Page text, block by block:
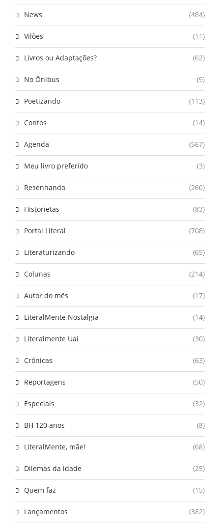
News (484)
Vilões (11)
Livros ou Adaptações? (62)
No Ônibus (9)
Poetizando (113)
Contos (14)
Agenda (567)
Meu livro preferido (3)
Resenhando (260)
Historietas (83)
Portal Literal (708)
Literaturizando (65)
Colunas (214)
Autor do mês (17)
LiteralMente Nostalgia (14)
Literalmente Uai (30)
Crônicas (63)
Reportagens (50)
Especiais (32)
BH 120 anos (8)
LiteralMente, mãe! (68)
Dilemas da idade (25)
Quem faz (15)
Lançamentos (382)